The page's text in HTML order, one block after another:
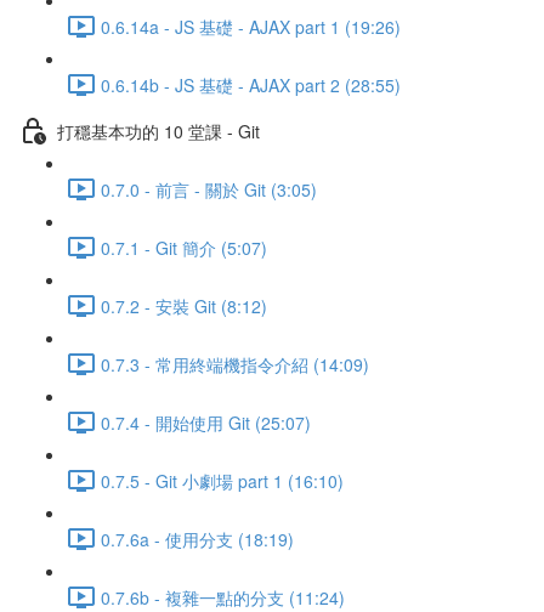
0.6.14a - JS 基礎 - AJAX part 1 (19:26)
0.6.14b - JS 基礎 - AJAX part 2 (28:55)
打穩基本功的 10 堂課 - Git
0.7.0 - 前言 - 關於 Git (3:05)
0.7.1 - Git 簡介 (5:07)
0.7.2 - 安裝 Git (8:12)
0.7.3 - 常用終端機指令介紹 (14:09)
0.7.4 - 開始使用 Git (25:07)
0.7.5 - Git 小劇場 part 1 (16:10)
0.7.6a - 使用分支 (18:19)
0.7.6b - 複雜一點的分支 (11:24)